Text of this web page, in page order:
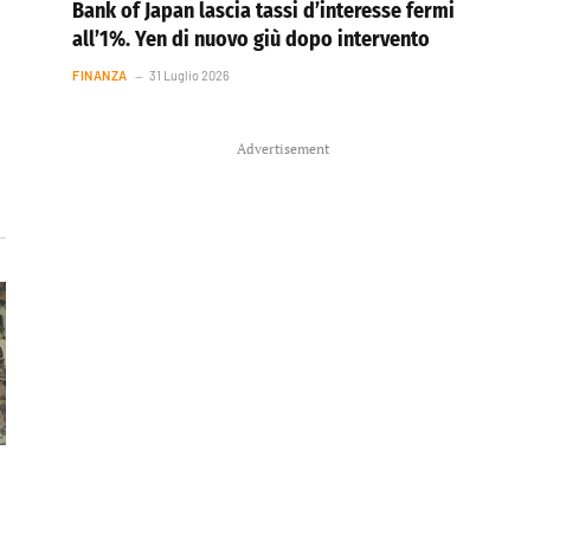
Bank of Japan lascia tassi d’interesse fermi
all’1%. Yen di nuovo giù dopo intervento
FINANZA 31 Luglio 2026
Advertisement